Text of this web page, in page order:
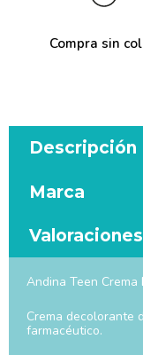
Compra sin
Descripción
Marca
Andina Teen Crema
Crema decolorante
farmacéutico.